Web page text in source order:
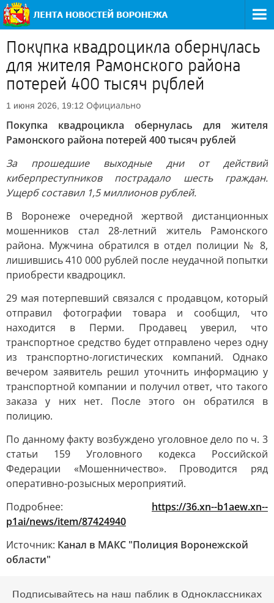
Покупка квадроцикла обернулась
для жителя Рамонского района
потерей 400 тысяч рублей
1 июня 2026, 19:12 Официально
Покупка квадроцикла обернулась для жителя
Рамонского района потерей 400 тысяч рублей
За прошедшие выходные дни от действий
киберпреступников пострадало шесть граждан.
Ущерб составил 1,5 миллионов рублей.
В Воронеже очередной жертвой дистанционных
мошенников стал 28-летний житель Рамонского
района. Мужчина обратился в отдел полиции № 8,
лишившись 410 000 рублей после неудачной попытки
приобрести квадроцикл.
29 мая потерпевший связался с продавцом, который
отправил фотографии товара и сообщил, что
находится в Перми. Продавец уверил, что
транспортное средство будет отправлено через одну
из транспортно-логистических компаний. Однако
вечером заявитель решил уточнить информацию у
транспортной компании и получил ответ, что такого
заказа у них нет. После этого он обратился в
полицию.
По данному факту возбуждено уголовное дело по ч. 3
статьи 159 Уголовного кодекса Российской
Федерации «Мошенничество». Проводится ряд
оперативно-розысных мероприятий.
Подробнее: https://36.xn--b1aew.xn--
p1ai/news/item/87424940
Источник: Канал в МАКС "Полиция Воронежской
области"
Подписывайтесь на наш паблик в Одноклассниках